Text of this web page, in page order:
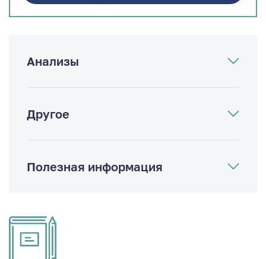
Анализы
Другое
Полезная информация